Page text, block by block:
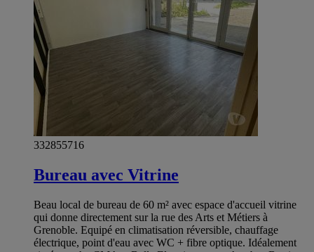
332855716
Bureau avec Vitrine
Beau local de bureau de 60 m² avec espace d'accueil vitrine
qui donne directement sur la rue des Arts et Métiers à
Grenoble. Equipé en climatisation réversible, chauffage
électrique, point d'eau avec WC + fibre optique. Idéalement